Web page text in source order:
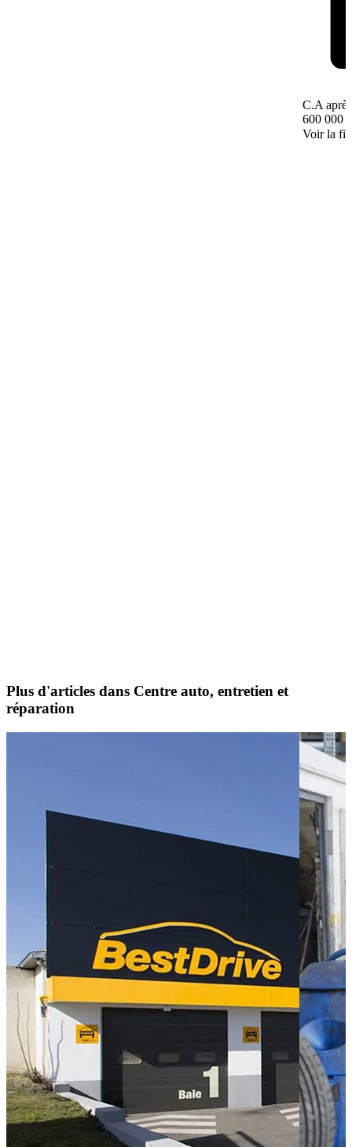
C.A
600 000 €
Voir la
Plus d'articles dans Centre auto, entretien et
réparation